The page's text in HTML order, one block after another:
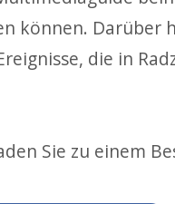
können. Darüber
die in
Sie zu einem